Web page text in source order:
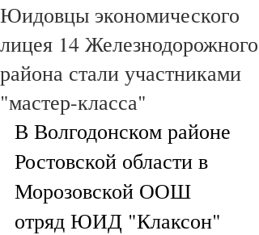
Юидовцы экономического
лицея 14 Железнодорожного
района стали участниками
"мастер-класса"
В Волгодонском районе
Ростовской области в
Морозовской ООШ
отряд ЮИД "Клаксон"